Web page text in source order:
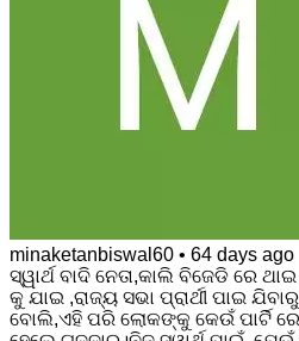
minaketanbiswal60 • 64 days ago
ସ୍ୱାର୍ଥ ବାଦି ନେତା,କାଲି ବିଜେଡି ରେ
କୁ ଯାଇ ,ରାଜ୍ୟ ସଭା ପ୍ରାର୍ଥୀ ପାଇ
ବୋଲି,ଏହି ପରି ଲୋକଙ୍କୁ କେଉଁ ପାର୍ଟି ରେ